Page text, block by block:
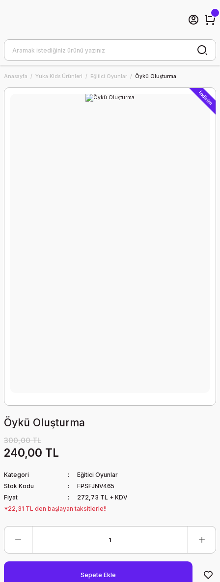
Anasayfa Yuka Kids Ürünleri Eğitici Oyunlar Öykü Oluşturma
İndirim
Öykü Oluşturma
300,00 TL
240,00 TL
Kategori
Eğitici Oyunlar
Stok Kodu
FPSFJNV465
Fiyat
272,73 TL + KDV
*22,31 TL den başlayan taksitlerle!!
Sepete Ekle